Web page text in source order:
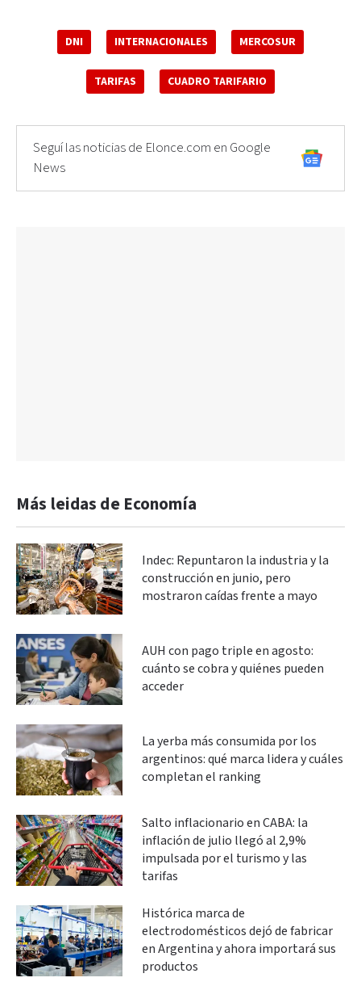
DNI INTERNACIONALES MERCOSUR
TARIFAS CUADRO TARIFARIO
Seguí las noticias de Elonce.com en Google
News
Más leidas de Economía
Indec: Repuntaron la industria y la
construcción en junio, pero
mostraron caídas frente a mayo
AUH con pago triple en agosto:
cuánto se cobra y quiénes pueden
acceder
La yerba más consumida por los
argentinos: qué marca lidera y cuáles
completan el ranking
Salto inflacionario en CABA: la
inflación de julio llegó al 2,9%
impulsada por el turismo y las
tarifas
Histórica marca de
electrodomésticos dejó de fabricar
en Argentina y ahora importará sus
productos